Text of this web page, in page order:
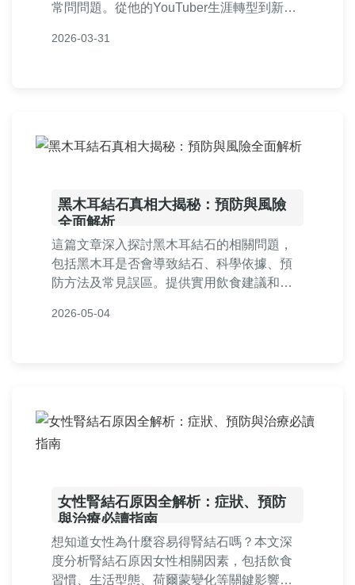
常問問題。從他的YouTuber生涯轉型到新聞
你掌握所有聖結石新聞相關內容。
2026-03-31
黑木耳結石真相大揭秘：預防與風險
全面解析
這篇文章深入探討黑木耳結石的相關問題，
包括黑木耳是否會導致結石、科學依據、預
防方法及常見誤區。提供實用飲食建議和個
健康風險。內容基於專業知識，適合關注腎
2026-05-04
女性腎結石原因全解析：症狀、預防
與治療必讀指南
想知道女性為什麼容易得腎結石嗎？本文深
度分析腎結石原因女性相關因素，包括飲食
習慣、生活型態、荷爾蒙變化等關鍵影響。